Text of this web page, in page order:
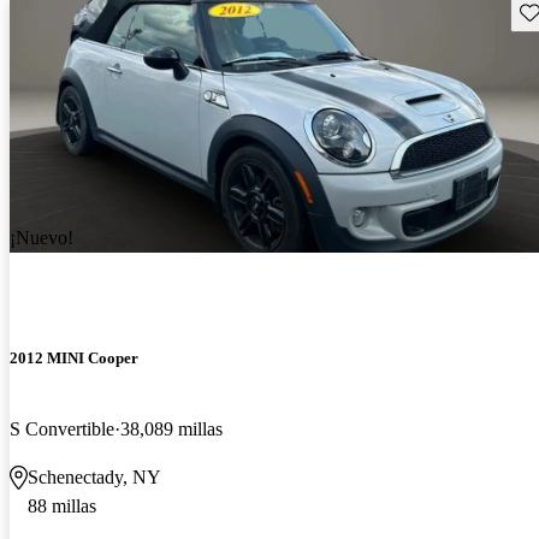
¡Nuevo!
2012 MINI Cooper
S Convertible 38,089 millas
Schenectady, NY
88 millas